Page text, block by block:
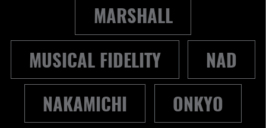
MARSHALL
MUSICAL FIDELITY
NAD
NAKAMICHI
ONKYO